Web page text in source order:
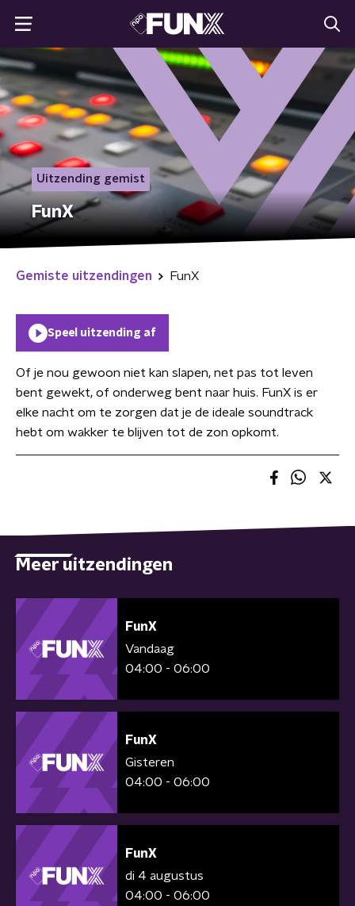
Uitzending gemist
FunX
Gemiste uitzendingen FunX
Speel uitzending af
Of je nou gewoon niet kan slapen, net pas tot leven
bent gewekt, of onderweg bent naar huis. FunX is er
elke nacht om te zorgen dat je de ideale soundtrack
hebt om wakker te blijven tot de zon opkomt.
Meer uitzendingen
FunX
Vandaag
04:00 - 06:00
FunX
Gisteren
04:00 - 06:00
FunX
di 4 augustus
04:00 - 06:00